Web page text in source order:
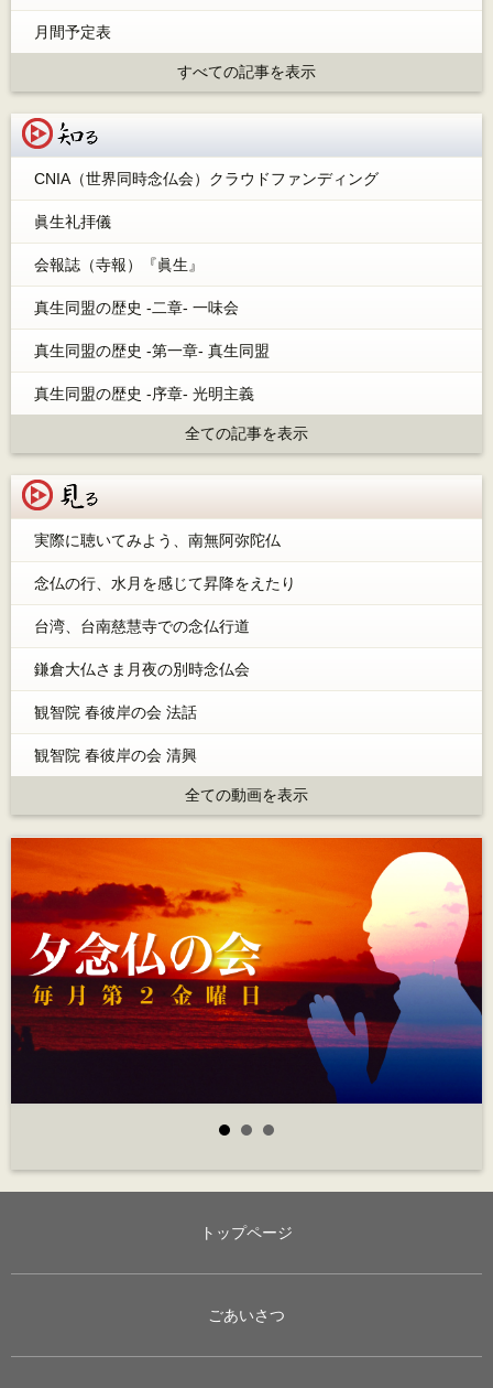
月間予定表
すべての記事を表示
CNIA（世界同時念仏会）クラウドファンディング
眞生礼拝儀
会報誌（寺報）『眞生』
真生同盟の歴史 -二章- 一味会
真生同盟の歴史 -第一章- 真生同盟
真生同盟の歴史 -序章- 光明主義
全ての記事を表示
実際に聴いてみよう、南無阿弥陀仏
念仏の行、水月を感じて昇降をえたり
台湾、台南慈慧寺での念仏行道
鎌倉大仏さま月夜の別時念仏会
観智院 春彼岸の会 法話
観智院 春彼岸の会 清興
全ての動画を表示
トップページ
ごあいさつ